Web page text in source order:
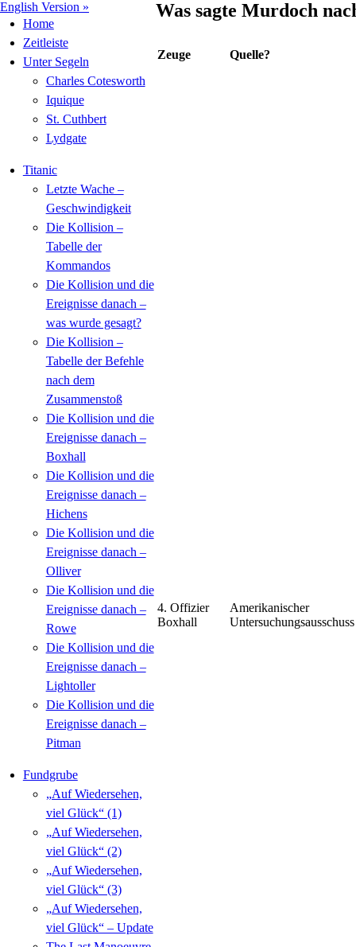
English Version »
Home
Zeitleiste
Unter Segeln
Charles Cotesworth
Iquique
St. Cuthbert
Lydgate
Titanic
Letzte Wache –
Geschwindigkeit
Die Kollision –
Tabelle der
Kommandos
Die Kollision und die
Ereignisse danach –
was wurde gesagt?
Die Kollision –
Tabelle der Befehle
nach dem
Zusammenstoß
Die Kollision und die
Ereignisse danach –
Boxhall
Die Kollision und die
Ereignisse danach –
Hichens
Die Kollision und die
Ereignisse danach –
Olliver
Die Kollision und die
Ereignisse danach –
Rowe
Die Kollision und die
Ereignisse danach –
Lightoller
Die Kollision und die
Ereignisse danach –
Pitman
Fundgrube
„Auf Wiedersehen,
viel Glück“ (1)
„Auf Wiedersehen,
viel Glück“ (2)
„Auf Wiedersehen,
viel Glück“ (3)
„Auf Wiedersehen,
viel Glück“ – Update
Was sagte Murdoch
Zeuge Quelle?
4. Offizier
Boxhall
Amerikanischer
Untersuchungsausschuss